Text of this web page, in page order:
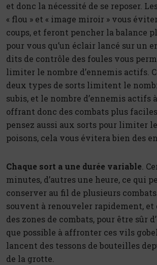
et donc la nécessité de se reposer.
« flou » et « image miroir » vous
coups, et feront pencher la balance
pour vous qu’un éclair lancé sur un
dits de contrôle des foules vous
limiter le nombre d’ennemis actifs.
deux types de sorts limitent le
subis, et le nombre d’ennemis actifs
offrant donc des combats plus
pensez aussi aux sorts pour limiter
poisons, cela vous évitera bien des
Chaque sort a une durée variable.
minutes, d’autres une heure, ce qui
conserver au fil de plusieurs
souvent à renouveler rapidement,
des zones de combats, pour être sûr
que possible à affronter ces vils
lancent des tessons de bouteilles
de la grotte.